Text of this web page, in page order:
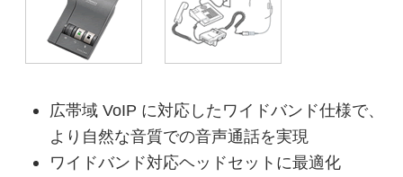
広帯域 VoIP に対応したワイドバンド仕様で、
より自然な音質での音声通話を実現
ワイドバンド対応ヘッドセットに最適化